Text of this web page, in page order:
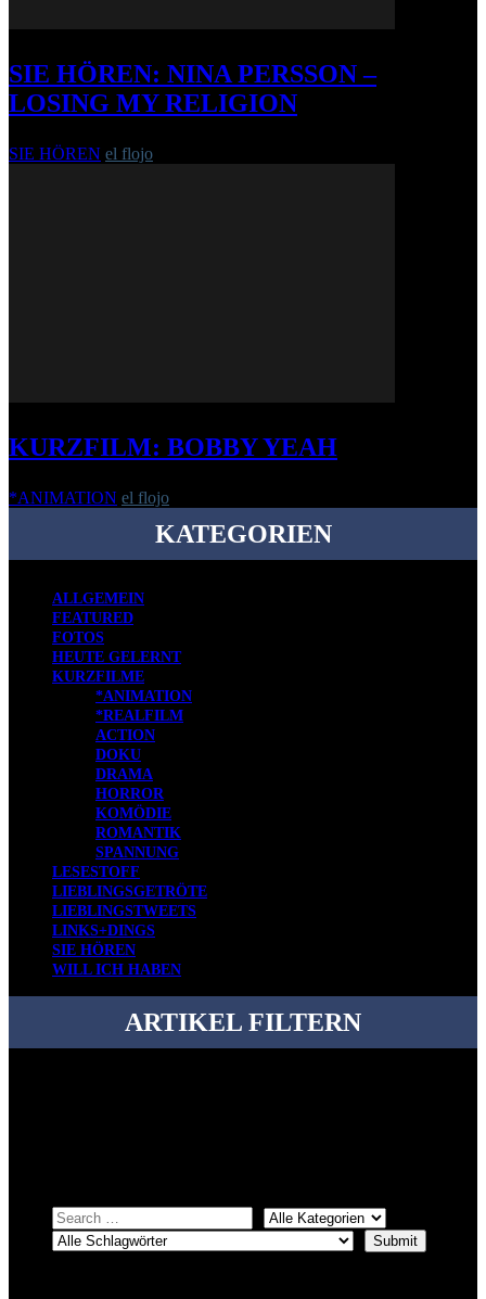
SIE HÖREN: NINA PERSSON –
LOSING MY RELIGION
SIE HÖREN el flojo
KURZFILM: BOBBY YEAH
*ANIMATION el flojo
KATEGORIEN
ALLGEMEIN
FEATURED
FOTOS
HEUTE GELERNT
KURZFILME
*ANIMATION
*REALFILM
ACTION
DOKU
DRAMA
HORROR
KOMÖDIE
ROMANTIK
SPANNUNG
LESESTOFF
LIEBLINGSGETRÖTE
LIEBLINGSTWEETS
LINKS+DINGS
SIE HÖREN
WILL ICH HABEN
ARTIKEL FILTERN